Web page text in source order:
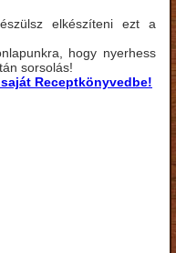
elkészíteni ezt a
hogy nyerhess
sorsolás!
Receptkönyvedbe!